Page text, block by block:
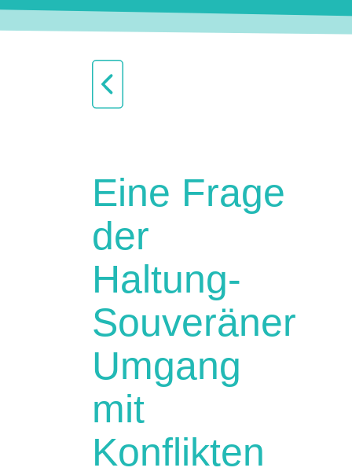
Eine Frage
der
Haltung-
Souveräner
Umgang
mit
Konflikten